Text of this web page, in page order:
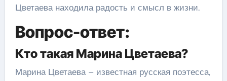
Цветаева находила радость и смысл в жизни.
Вопрос-ответ:
Кто такая Марина Цветаева?
Марина Цветаева – известная русская поэтесса,